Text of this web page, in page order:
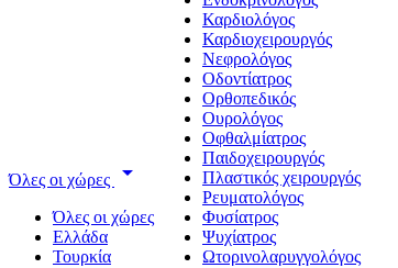
Όλες οι χώρες arrow_drop_down
Όλες οι χώρες
Ελλάδα
Τουρκία
Καρδιολόγος
Καρδιοχειρουργός
Νεφρολόγος
Οδοντίατρος
Ορθοπεδικός
Ουρολόγος
Οφθαλμίατρος
Παιδοχειρουργός
Πλαστικός χειρουργός
Ρευματολόγος
Φυσίατρος
Ψυχίατρος
Ωτορινολαρυγγολόγος